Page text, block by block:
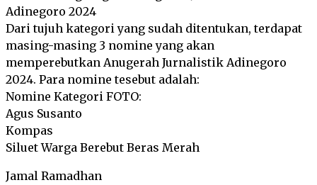
Adinegoro 2024
Dari tujuh kategori yang sudah ditentukan, terdapat
masing-masing 3 nomine yang akan
memperebutkan Anugerah Jurnalistik Adinegoro
2024. Para nomine tesebut adalah:
Nomine Kategori FOTO:
Agus Susanto
Kompas
Siluet Warga Berebut Beras Merah
Jamal Ramadhan